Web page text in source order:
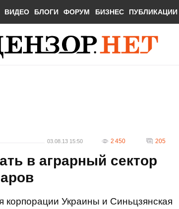
ВИДЕО БЛОГИ ФОРУМ БИЗНЕС ПУБЛИКАЦИИ
03.08.13 15:50 2 450 205
в аграрный сектор
корпорации Украины и Синьцзянская